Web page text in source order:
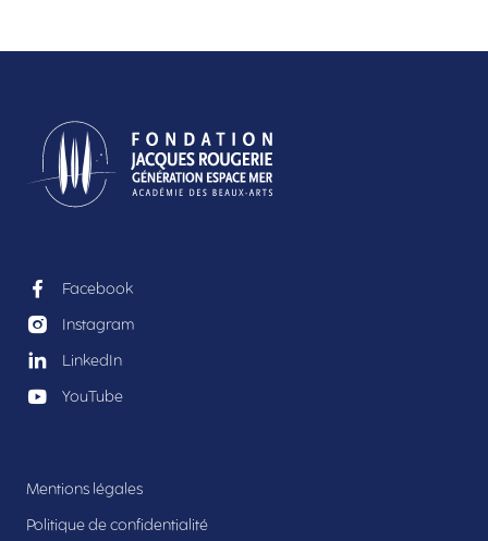
Facebook
Instagram
LinkedIn
YouTube
Mentions légales
Politique de confidentialité